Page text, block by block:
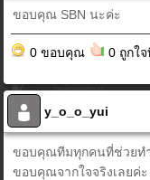
ขอบคุณ SBN นะค่ะ
0 ขอบคุณ 0 ถูกใ
y_o_o_yui
ขอบคุณทีมทุกคนที่ช่วยท
ขอบคุณจากใจจริงเลยค่ะ